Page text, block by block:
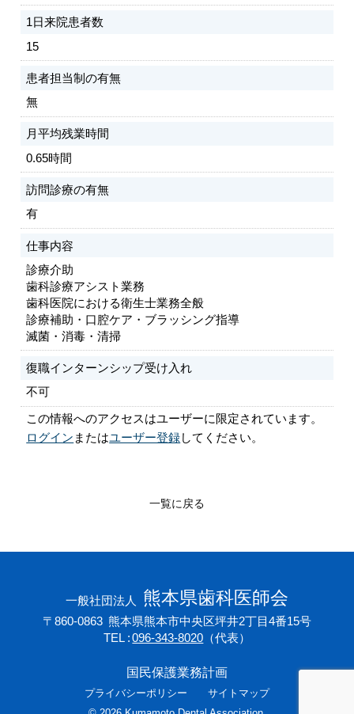
1日来院患者数
15
患者担当制の有無
無
月平均残業時間
0.65時間
訪問診療の有無
有
仕事内容
診療介助
歯科診療アシスト業務
歯科医院における衛生士業務全般
診療補助・口腔ケア・ブラッシング指導
滅菌・消毒・清掃
復職インターンシップ受け入れ
不可
この情報へのアクセスはユーザーに限定されています。
ログイン またはユーザー登録してください。
一覧に戻る
一般社団法人 熊本県歯科医師会
〒860-0863 熊本県熊本市中央区坪井2丁目4番15号
TEL
096-343-8020 （代表）
国民保護業務計画
プライバシーポリシー
サイトマップ